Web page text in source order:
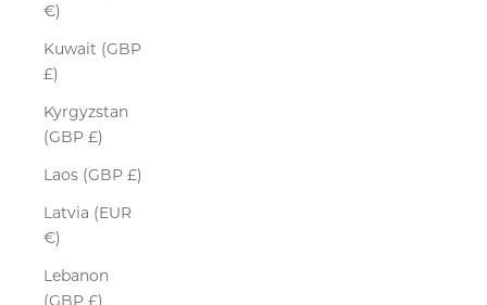
€)
Kuwait (GBP
£)
Kyrgyzstan
(GBP £)
Laos (GBP £)
Latvia (EUR
€)
Lebanon
(GBP £)